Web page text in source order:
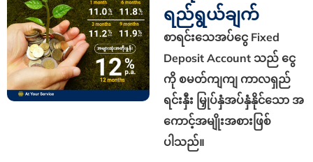
ရည်ရွယ်ချက်
စာရင်းသေအပ်ငွေ Fixed
Deposit Account သည် ငွေ
ကို စမတ်ကျကျ ကာလရှည်
ရင်းနှီး မြှုပ်နှံအပ်နှံနိုင်သော အ
ကောင့်အမျိုးအစားဖြစ်
ပါသည်။